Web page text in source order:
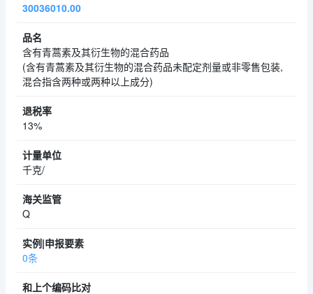
30036010.00
含有青蒿素及其衍生物的混合药品
(含有青蒿素及其衍生物的混合药品未配定剂量或非零售包装,
混合指含两种或两种以上成分)
13%
千克/
Q
0条